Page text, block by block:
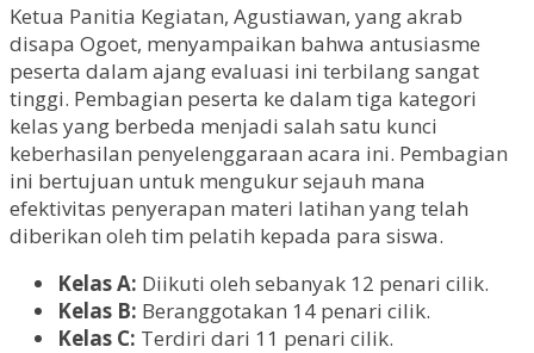
Ketua Panitia Kegiatan, Agustiawan, yang akrab
disapa Ogoet, menyampaikan bahwa antusiasme
peserta dalam ajang evaluasi ini terbilang sangat
tinggi. Pembagian peserta ke dalam tiga kategori
kelas yang berbeda menjadi salah satu kunci
keberhasilan penyelenggaraan acara ini. Pembagian
ini bertujuan untuk mengukur sejauh mana
efektivitas penyerapan materi latihan yang telah
diberikan oleh tim pelatih kepada para siswa.
Kelas A: Diikuti oleh sebanyak 12 penari cilik.
Kelas B: Beranggotakan 14 penari cilik.
Kelas C: Terdiri dari 11 penari cilik.